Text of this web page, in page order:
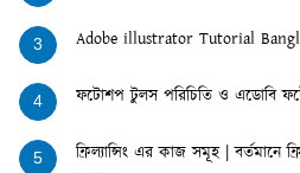
3 Adobe illustrator Tutorial Bangla
4 ফটোশপ টুলস পরিচিতি ও এডোবি
5
ফ্রিল্যান্সিং এর কাজ সমূহ | বর্তমানে